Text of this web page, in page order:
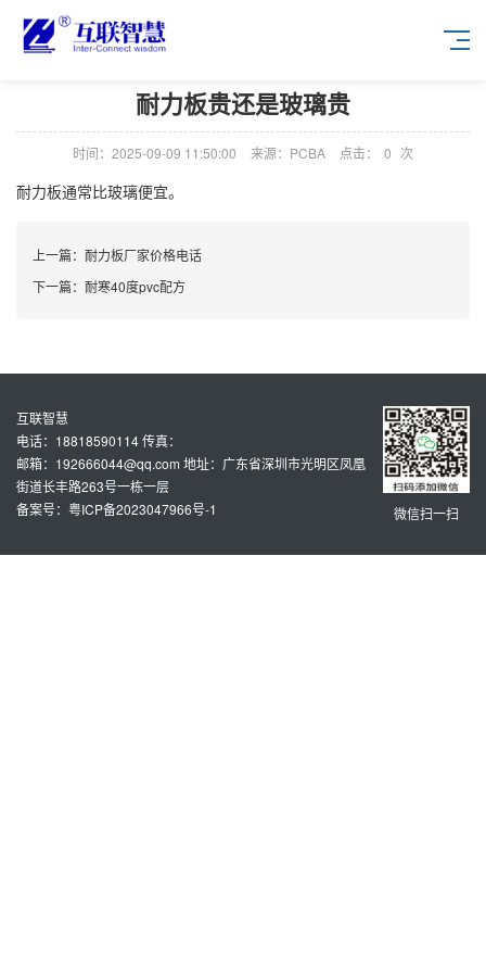
耐力板贵还是玻璃贵
时间：2025-09-09 11:50:00 来源：PCBA 点击： 0 次
耐力板通常比玻璃便宜。
上一篇： 耐力板厂家价格电话
下一篇： 耐寒40度pvc配方
微信扫一扫
互联智慧
电话：18818590114 传真：
邮箱：192666044@qq.com 地址：广东省深圳市光明区凤凰
街道长丰路263号一栋一层
备案号：粤ICP备2023047966号-1